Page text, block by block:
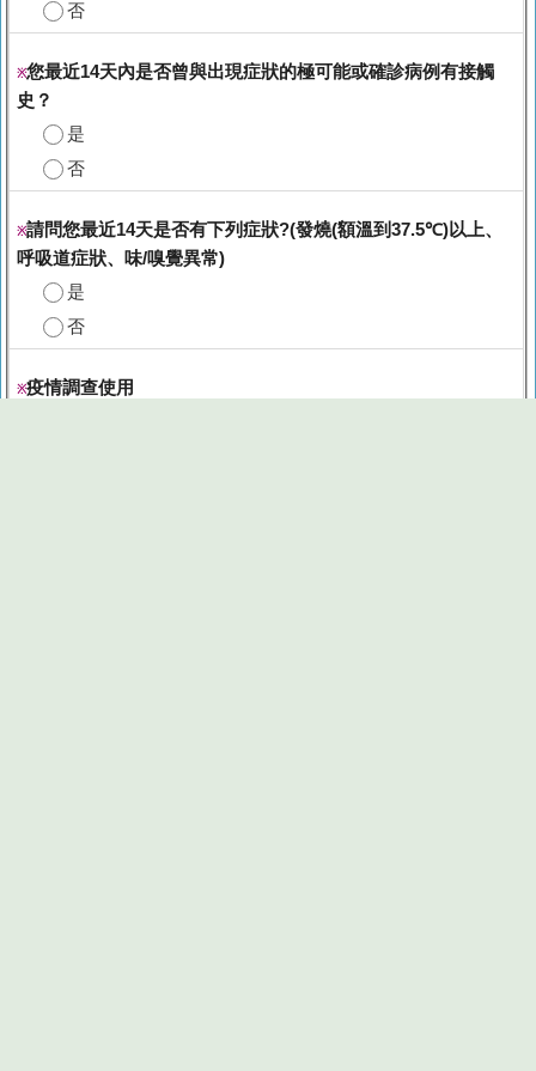
否
※您最近14天內是否曾與出現症狀的極可能或確診病例有接觸
史？
是
否
※請問您最近14天是否有下列症狀?(發燒(額溫到37.5℃)以上、
呼吸道症狀、味/嗅覺異常)
是
否
※疫情調查使用